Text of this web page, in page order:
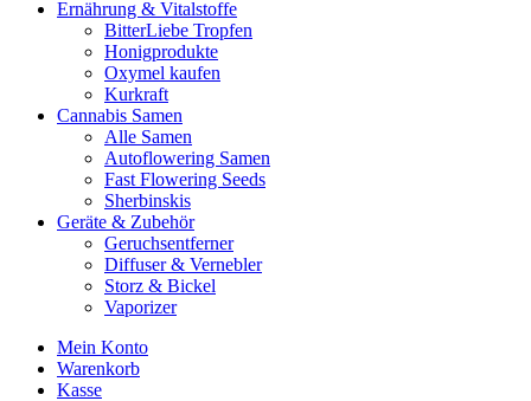
Ernährung & Vitalstoffe
BitterLiebe Tropfen
Honigprodukte
Oxymel kaufen
Kurkraft
Cannabis Samen
Alle Samen
Autoflowering Samen
Fast Flowering Seeds
Sherbinskis
Geräte & Zubehör
Geruchsentferner
Diffuser & Vernebler
Storz & Bickel
Vaporizer
Mein Konto
Warenkorb
Kasse